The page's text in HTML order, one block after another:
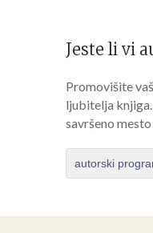
Jeste li vi
Promovišite
ljubitelja
savršeno
autorski